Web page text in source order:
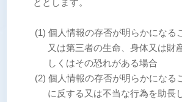
(1) 個人情報の存否が明らかになる
又は第三者の生命、身体又は財
しくはその恐れがある場合
(2) 個人情報の存否が明らかになる
に反する又は不当な行為を助長